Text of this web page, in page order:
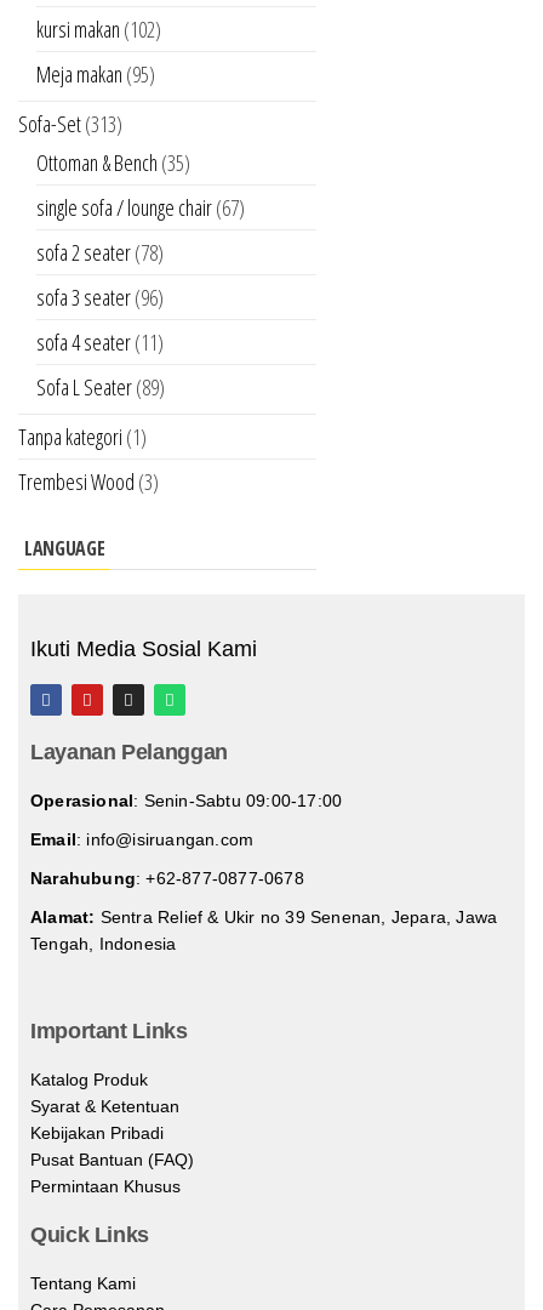
kursi makan (102)
Meja makan (95)
Sofa-Set(313)
Ottoman & Bench (35)
single sofa / lounge chair(67)
sofa 2 seater(78)
sofa 3 seater(96)
sofa 4 seater(11)
Sofa L Seater(89)
Tanpa kategori (1)
Trembesi Wood (3)
LANGUAGE
Ikuti Media Sosial Kami
Layanan Pelanggan
Operasional: Senin-Sabtu 09:00-17:00
Email: info@isiruangan.com
Narahubung:+62-877-0877-0678
Alamat: Sentra Relief & Ukir no 39 Senenan, Jepara, Jawa
Tengah, Indonesia
Important Links
Katalog Produk
Syarat & Ketentuan
Kebijakan Pribadi
Pusat Bantuan (FAQ)
Permintaan Khusus
Quick Links
Tentang Kami